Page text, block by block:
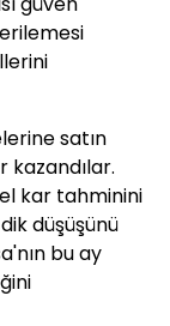
satın
kazandılar.
kar tahminini
düşüşünü
bu ay